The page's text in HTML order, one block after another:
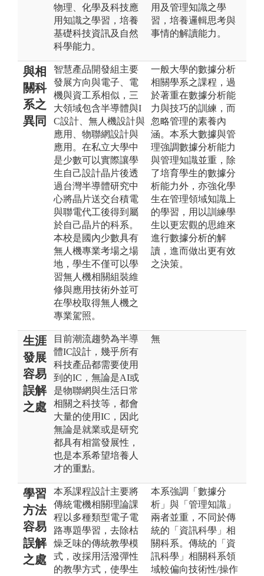
物理、化學及科技應
用知識之學習，培養
基礎科技資訊及自然
科學能力。
用及管理知識之學
習，培養邏輯思考與
事情的解讀能力。
與相
關科
系之
異同
智慧產品開發組主要
發展方向與電子、電
機與資工系相似，三
大領域包含半導體與I
C設計、無人機設計與
應用、物聯網設計與
應用。在私立大學中
是少數可以實際讓學
生自己設計晶片後透
過台灣半導體研究中
心將晶片送交台積電
與聯電代工後得到屬
於自己晶片的科系。
本校是國內少數具有
無人機專業考場之場
地，學生不僅可以學
習無人機相關組裝維
修與應用技術外並可
在學校取得無人機之
專業駕照。
一般大學的數據分析
相關學系之課程，過
於著重在數據分析能
力與技巧的訓練，而
忽略管理的素養內
涵。本系大數據與管
理強調數據分析能力
與管理知識並重，除
了培育學生的數據分
析能力外，亦強化學
生在管理領域知識上
的學習，用以訓練學
生以更宏觀的思維來
進行數據分析的解
讀，進而做出更有效
之決策。
生涯
發展
容易
誤解
之處
目前潮流趨勢為半導
體IC設計，幾乎所有
科技產品都需要使用
到的IC，無論是AI或
是物聯網與生活日常
相關之科技等，都會
大量的使用IC，因此
無論是就業或是研究
都具有相當發展性，
也是本系希望培養人
才的重點。
無
學習
方法
容易
誤解
之處
本系課程設計主要將
傳統電機相關理論課
程以多種類型電子電
路專題學習，去除枯
燥乏味的傳統教學模
式，改採用活潑彈性
的教學方式，使學生
本系強調「數據分
析」與「管理知識」
兩者並重，不同於傳
統的「資訊科學」相
關科系。傳統的「資
訊科學」相關科系領
域較偏向技術性/操作